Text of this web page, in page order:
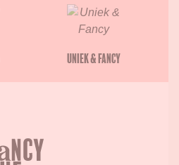
Uniek & Fancy